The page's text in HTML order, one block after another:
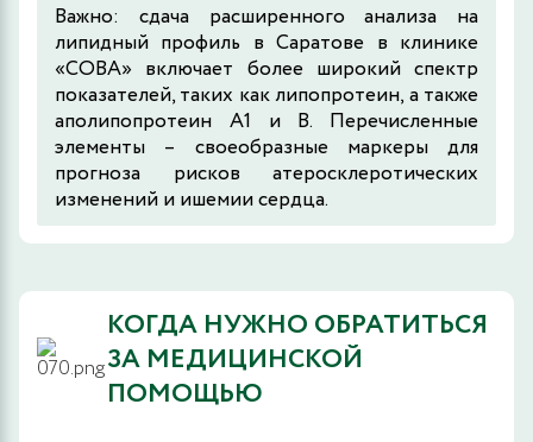
Важно: сдача расширенного анализа на
липидный профиль в Саратове в клинике
«СОВА» включает более широкий спектр
показателей, таких как липопротеин, а также
аполипопротеин A1 и B. Перечисленные
элементы – своеобразные маркеры для
прогноза рисков атеросклеротических
изменений и ишемии сердца.
КОГДА НУЖНО ОБРАТИТЬСЯ
ЗА МЕДИЦИНСКОЙ
ПОМОЩЬЮ